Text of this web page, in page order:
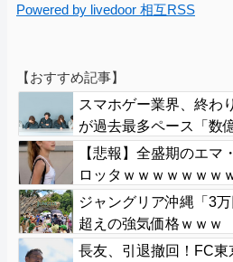
Powered by livedoor 相互RSS
【おすすめ記事】
スマホゲー業界、終わ
が過去最多ペース「数
【悲報】全盛期のエマ
ロッタｗｗｗｗｗｗｗ
ジャングリア沖縄「3
超えの強気価格ｗｗｗ
長友、引退撤回！FC